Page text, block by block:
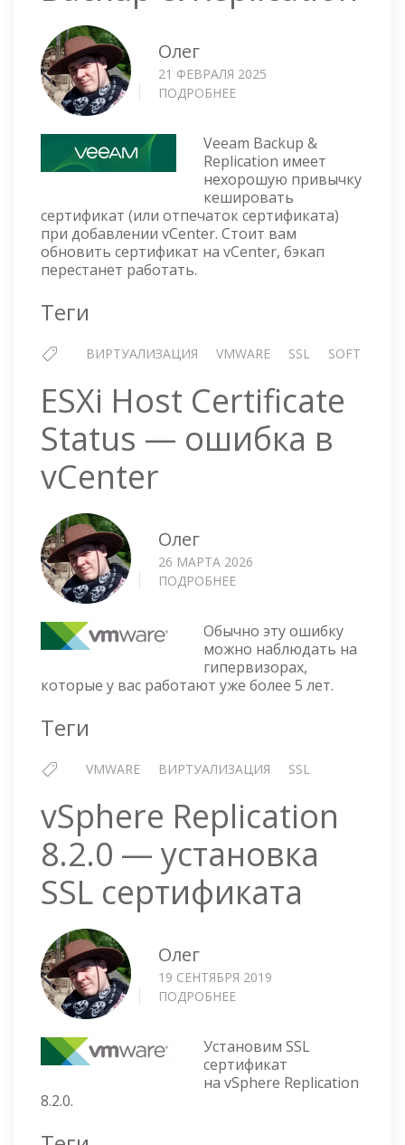
Олег
21 ФЕВРАЛЯ 2025
ПОДРОБНЕЕ
VCENTER
В
VEEAM
BACKUP
&
REPLICATION
Veeam Backup &
Replication имеет
нехорошую привычку
кешировать
сертификат (или отпечаток сертификата)
при добавлении vCenter. Стоит вам
обновить сертификат на vCenter, бэкап
перестанет работать.
Теги
ВИРТУАЛИЗАЦИЯ VMWARE SSL SOFT
ESXi Host Certificate
Status — ошибка в
vCenter
Олег
26 МАРТА 2026
ПОДРОБНЕЕ
CERTIFICATE
STATUS
—
ОШИБКА
Обычно эту ошибку
можно наблюдать на
гипервизорах,
которые у вас работают уже более 5 лет.
Теги
VMWARE ВИРТУАЛИЗАЦИЯ SSL
vSphere Replication
8.2.0 — установка
SSL сертификата
Олег
19 СЕНТЯБРЯ 2019
ПОДРОБНЕЕ
8.2.0
—
УСТАНОВКА
Установим SSL
сертификат
на vSphere Replication
8.2.0.